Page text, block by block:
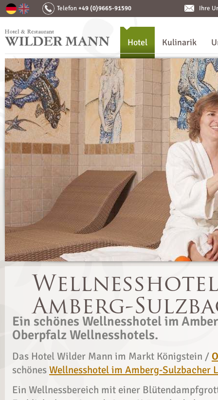
Ein schönes Wellnesshotel im
Oberpfalz Wellnesshotels.
Das Hotel Wilder Mann im Markt Königstein /
schönesWellnesshotel im Amberg-Sulzbacher
Ein Wellnessbereich mit einer
Hotel Kulinarik
Telefon+49 (0)9665-91590 Ihre